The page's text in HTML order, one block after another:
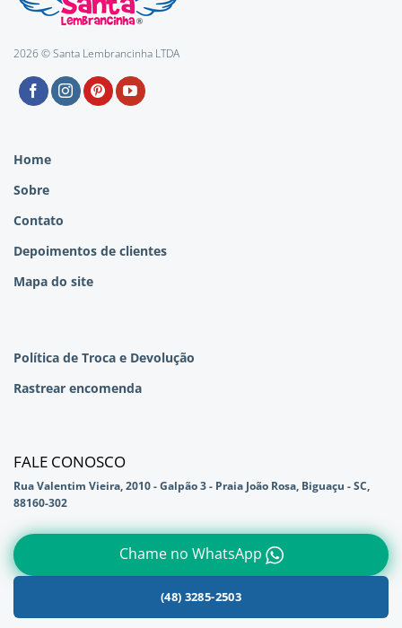
2026 © Santa Lembrancinha LTDA
Home
Sobre
Contato
Depoimentos de clientes
Mapa do site
Política de Troca e Devolução
Rastrear encomenda
FALE CONOSCO
Rua Valentim Vieira, 2010 - Galpão 3 - Praia João Rosa, Biguaçu - SC,
88160-302
Chame no WhatsApp
(48) 3285-2503